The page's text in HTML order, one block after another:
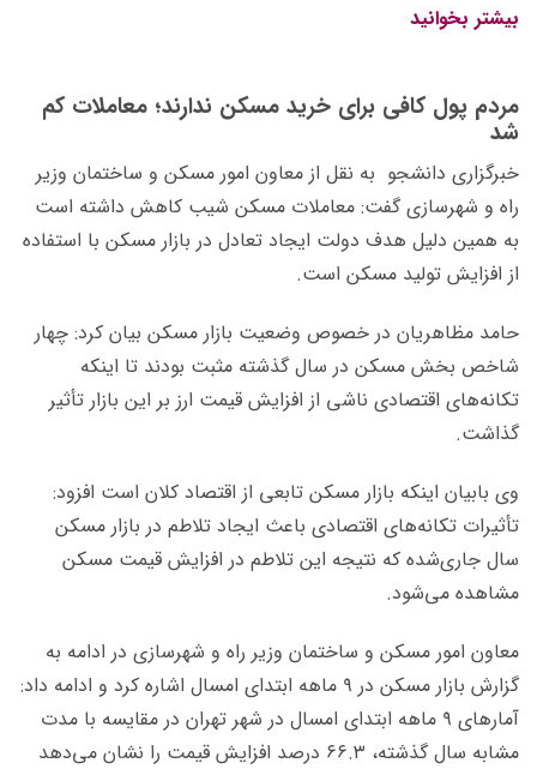
بیشتر بخوانید
مردم پول کافی برای خرید مسکن ندارند؛ معاملات کم
شد
خبرگزاری دانشجو به نقل از معاون امور مسکن و ساختمان وزیر
راه و شهرسازی گفت: معاملات مسکن شیب کاهش داشته است
به همین دلیل هدف دولت ایجاد تعادل در بازار مسکن با استفاده
از افزایش تولید مسکن است.
حامد مظاهریان در خصوص وضعیت بازار مسکن بیان کرد: چهار
شاخص بخش مسکن در سال گذشته مثبت بودند تا اینکه
تکانه‌های اقتصادی ناشی از افزایش قیمت ارز بر این بازار تأثیر
گذاشت.
وی بابیان اینکه بازار مسکن تابعی از اقتصاد کلان است افزود:
تأثیرات تکانه‌های اقتصادی باعث ایجاد تلاطم در بازار مسکن
سال جاری‌شده که نتیجه این تلاطم در افزایش قیمت مسکن
مشاهده می‌شود.
معاون امور مسکن و ساختمان وزیر راه و شهرسازی در ادامه به
گزارش بازار مسکن در ۹ ماهه ابتدای امسال اشاره کرد و ادامه داد:
آمار‌های ۹ ماهه ابتدای امسال در شهر تهران در مقایسه با مدت
مشابه سال گذشته، ۶۶.۳ درصد افزایش قیمت را نشان می‌دهد